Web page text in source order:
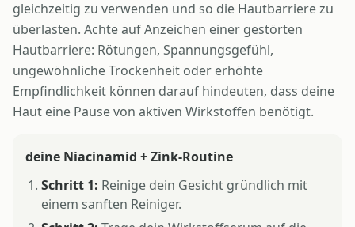
gleichzeitig zu verwenden und so die Hautbarriere zu
überlasten. Achte auf Anzeichen einer gestörten
Hautbarriere: Rötungen, Spannungsgefühl,
ungewöhnliche Trockenheit oder erhöhte
Empfindlichkeit können darauf hindeuten, dass deine
Haut eine Pause von aktiven Wirkstoffen benötigt.
deine Niacinamid + Zink-Routine
Schritt 1: Reinige dein Gesicht gründlich mit
einem sanften Reiniger.